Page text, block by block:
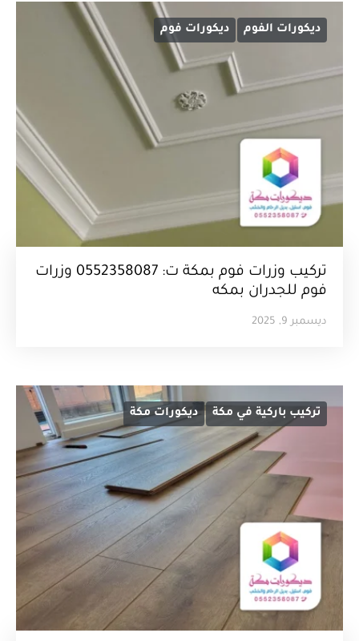
ديكورات الفوم ديكورات فوم
تركيب وزرات فوم بمكة ت: 0552358087 وزرات
فوم للجدران بمكه
ديسمبر 9, 2025
تركيب باركية في مكة ديكورات مكة